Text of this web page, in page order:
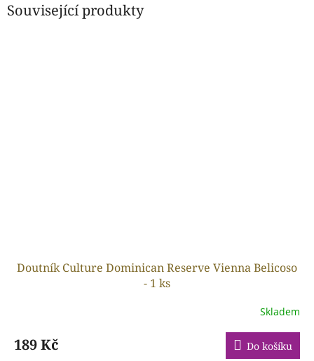
Související produkty
Doutník Culture Dominican Reserve Vienna Belicoso
- 1 ks
Skladem
189 Kč Do košíku